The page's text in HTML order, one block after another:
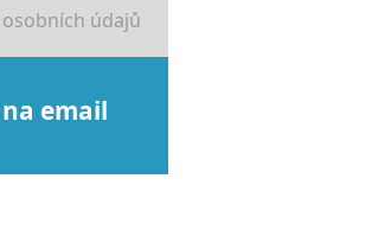
údajů
email